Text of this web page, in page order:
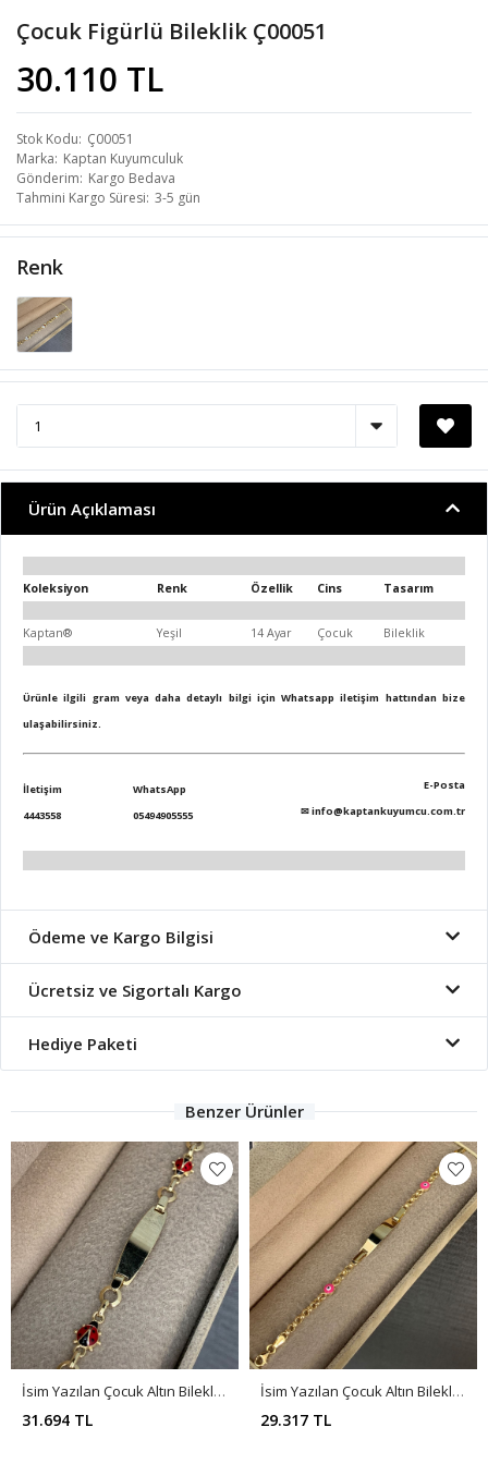
Çocuk Figürlü Bileklik Ç00051
30.110 TL
Stok Kodu Ç00051
Marka Kaptan Kuyumculuk
Gönderim Kargo Bedava
Tahmini Kargo Süresi 3-5 gün
Renk
Ürün Açıklaması
Koleksiyon Renk Özellik Cins Tasarım
Kaptan® Yeşil 14 Ayar Çocuk Bileklik
Ürünle ilgili gram veya daha detaylı bilgi için Whatsapp iletişim hattından bize
ulaşabilirsiniz.
İletişim
4443558
WhatsApp
05494905555
E-Posta
✉info@kaptankuyumcu.com.tr
Ödeme ve Kargo Bilgisi
Ücretsiz ve Sigortalı Kargo
Hediye Paketi
Benzer Ürünler
İsim Yazılan Çocuk Altın Bileklik Ç00060
31.694 TL
İsim Yazılan Çocuk Altın Bileklik Ç00059
29.317 TL